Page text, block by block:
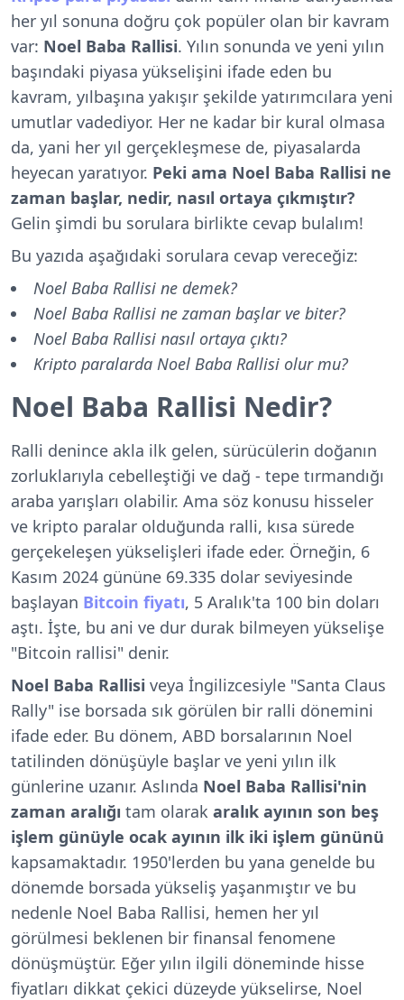
her yıl sonuna doğru çok popüler olan bir kavram
var: Noel Baba Rallisi. Yılın sonunda ve yeni yılın
başındaki piyasa yükselişini ifade eden bu
kavram, yılbaşına yakışır şekilde yatırımcılara yeni
umutlar vadediyor. Her ne kadar bir kural olmasa
da, yani her yıl gerçekleşmese de, piyasalarda
heyecan yaratıyor. Peki ama Noel Baba Rallisi ne
zaman başlar, nedir, nasıl ortaya çıkmıştır?
Gelin şimdi bu sorulara birlikte cevap bulalım!
Bu yazıda aşağıdaki sorulara cevap vereceğiz:
Noel Baba Rallisi ne demek?
Noel Baba Rallisi ne zaman başlar ve biter?
Noel Baba Rallisi nasıl ortaya çıktı?
Kripto paralarda Noel Baba Rallisi olur mu?
Noel Baba Rallisi Nedir?
Ralli denince akla ilk gelen, sürücülerin doğanın
zorluklarıyla cebelleştiği ve dağ - tepe tırmandığı
araba yarışları olabilir. Ama söz konusu hisseler
ve kripto paralar olduğunda ralli, kısa sürede
gerçekeleşen yükselişleri ifade eder. Örneğin, 6
Kasım 2024 gününe 69.335 dolar seviyesinde
başlayan Bitcoin fiyatı, 5 Aralık'ta 100 bin doları
aştı. İşte, bu ani ve dur durak bilmeyen yükselişe
"Bitcoin rallisi" denir.
Noel Baba Rallisi veya İngilizcesiyle "Santa Claus
Rally" ise borsada sık görülen bir ralli dönemini
ifade eder. Bu dönem, ABD borsalarının Noel
tatilinden dönüşüyle başlar ve yeni yılın ilk
günlerine uzanır. Aslında Noel Baba Rallisi'nin
zaman aralığı tam olarak aralık ayının son beş
işlem günüyle ocak ayının ilk iki işlem gününü
kapsamaktadır. 1950'lerden bu yana genelde bu
dönemde borsada yükseliş yaşanmıştır ve bu
nedenle Noel Baba Rallisi, hemen her yıl
görülmesi beklenen bir finansal fenomene
dönüşmüştür. Eğer yılın ilgili döneminde hisse
fiyatları dikkat çekici düzeyde yükselirse, Noel